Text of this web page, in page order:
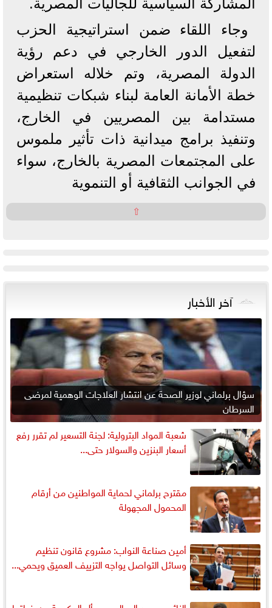
وجاء اللقاء ضمن استراتيجية الحزب
لتفعيل الدور الخارجي في دعم رؤية
الدولة المصرية، وتم خلاله استعراض
خطة الأمانة العامة لبناء شبكات تنظيمية
مستدامة بين المصريين في الخارج،
وتنفيذ برامج ميدانية ذات تأثير ملموس
على المجتمعات المصرية بالخارج، سواء
في الجوانب الثقافية أو التنموية
⇧
آخر الأخبار
سؤال برلماني لوزير الصحة عن انتشار العلاجات الوهمية لمرضى
السرطان
شعبة المواد البترولية: لجنة التسعير لم تقرر رفع
أسعار البنزين والسولار حتى...
مقترح برلماني لحماية المواطنين من أرقام
المحمول المجهولة
أمين صناعة النواب: مشروع قانون تنظيم
وسائل التواصل يواجه التزييف العميق ويحمي...